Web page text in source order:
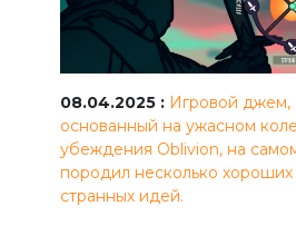
08.04.2025 : Игровой джем,
основанный на ужасном
убеждения Oblivion, на
породил несколько хороших
странных идей.